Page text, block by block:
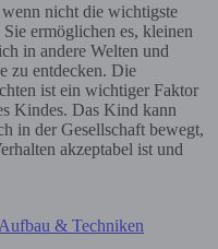
nicht die wichtigste
ermöglichen es, kleinen
in andere Welten und
zu entdecken. Die
ist ein wichtiger Faktor
Kindes. Das Kind kann
in der Gesellschaft bewegt,
akzeptabel ist und